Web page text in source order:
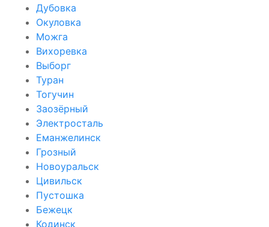
Дубовка
Окуловка
Можга
Вихоревка
Выборг
Туран
Тогучин
Заозёрный
Электросталь
Еманжелинск
Грозный
Новоуральск
Цивильск
Пустошка
Бежецк
Кодинск